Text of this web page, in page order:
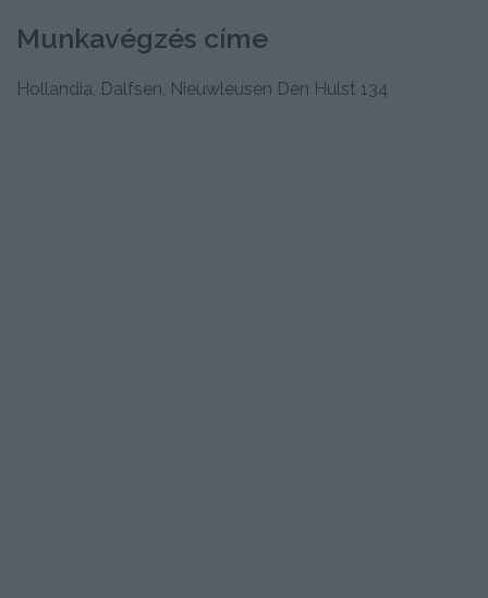
Munkavégzés címe
Hollandia, Dalfsen, Nieuwleusen Den Hulst 134